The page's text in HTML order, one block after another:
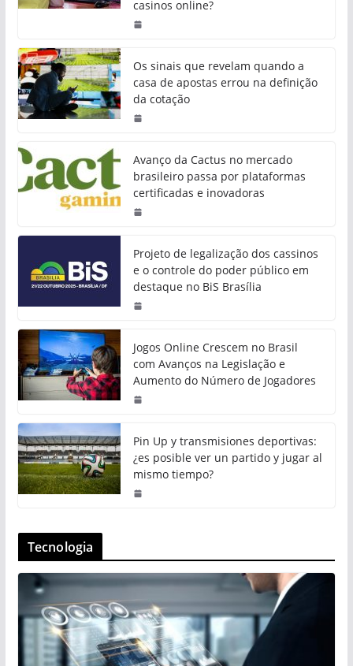
casinos online?
Os sinais que revelam quando a
casa de apostas errou na definição
da cotação
Avanço da Cactus no mercado
brasileiro passa por plataformas
certificadas e inovadoras
Projeto de legalização dos cassinos
e o controle do poder público em
destaque no BiS Brasília
Jogos Online Crescem no Brasil
com Avanços na Legislação e
Aumento do Número de Jogadores
Pin Up y transmisiones deportivas:
¿es posible ver un partido y jugar al
mismo tiempo?
Tecnologia